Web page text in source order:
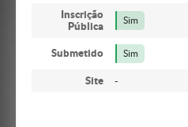
Inscrição
Pública
Sim
Submetido Sim
Site -